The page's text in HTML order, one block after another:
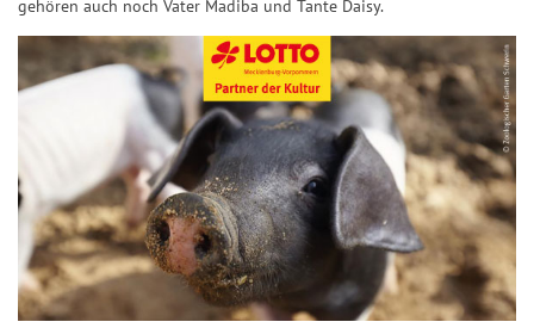
g
e
r-
C
h
a
n
c
e
n
T
r
e
ff
e
r
il
R
6
n
S
p
i
e
l
p
l
a
&
Q
u
o
t
e
n
S
gehören auch noch Vater Madiba und Tante Daisy.